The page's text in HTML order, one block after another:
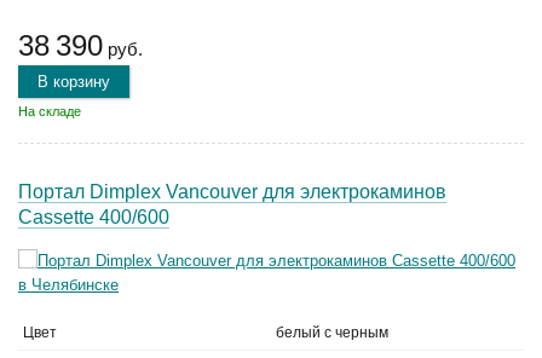
38 390 руб.
В корзину
На складе
Портал Dimplex Vancouver для электрокаминов
Cassette 400/600
Цвет белый с черным